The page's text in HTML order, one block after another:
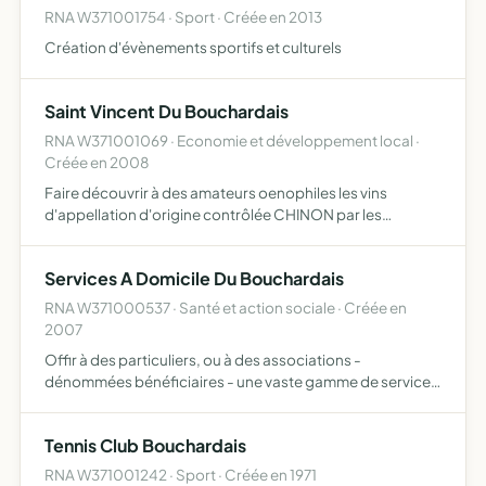
RNA W371001754 · Sport · Créée en 2013
Création d'évènements sportifs et culturels
Saint Vincent Du Bouchardais
RNA W371001069 · Economie et développement local ·
Créée en 2008
Faire découvrir à des amateurs oenophiles les vins
d'appellation d'origine contrôlée CHINON par les
Brizay, Tavant,…
Services A Domicile Du Bouchardais
RNA W371000537 · Santé et action sociale · Créée en
2007
Offir à des particuliers, ou à des associations -
dénommées bénéficiaires - une vaste gamme de services
com…
Tennis Club Bouchardais
RNA W371001242 · Sport · Créée en 1971